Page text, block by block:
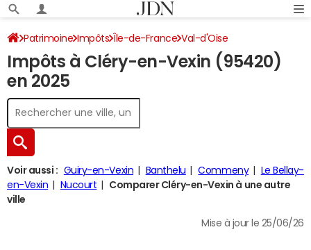
Patrimoine Impôts Île-de-France Val-d'Oise
Cléry-en-Vexin Impôt sur le revenu
Impôts à Cléry-en-Vexin (95420)
en 2025
Voir aussi : Guiry-en-Vexin Banthelu Commeny
Le Bellay-
en-Vexin
Nucourt
Comparer Cléry-en-Vexin à une autre
ville
Mise à jour le 25/06/26